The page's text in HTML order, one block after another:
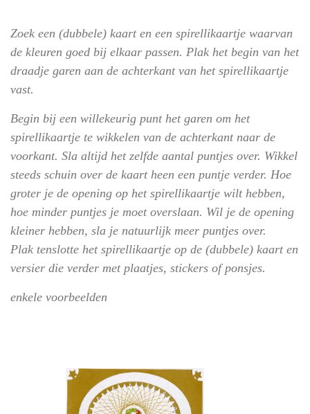
Zoek een (dubbele) kaart en een spirellikaartje waarvan
de kleuren goed bij elkaar passen. Plak het begin van het
draadje garen aan de achterkant van het spirellikaartje
vast.
Begin bij een willekeurig punt het garen om het
spirellikaartje te wikkelen van de achterkant naar de
voorkant. Sla altijd het zelfde aantal puntjes over. Wikkel
steeds schuin over de kaart heen een puntje verder. Hoe
groter je de opening op het spirellikaartje wilt hebben,
hoe minder puntjes je moet overslaan. Wil je de opening
kleiner hebben, sla je natuurlijk meer puntjes over.
Plak tenslotte het spirellikaartje op de (dubbele) kaart en
versier die verder met plaatjes, stickers of ponsjes.
enkele voorbeelden